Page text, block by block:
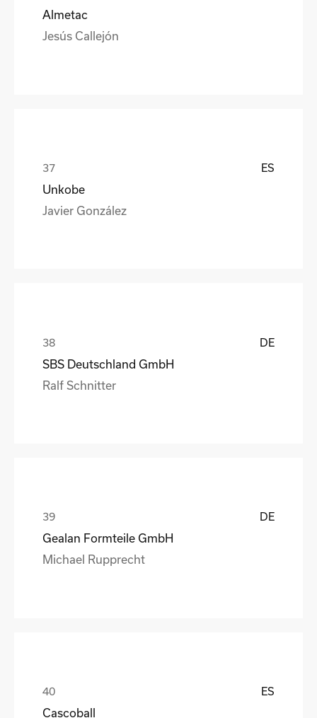
Almetac
Jesús Callejón
ES
Unkobe
Javier González
DE
SBS Deutschland GmbH
Ralf Schnitter
DE
Gealan Formteile GmbH
Michael Rupprecht
ES
Cascoball